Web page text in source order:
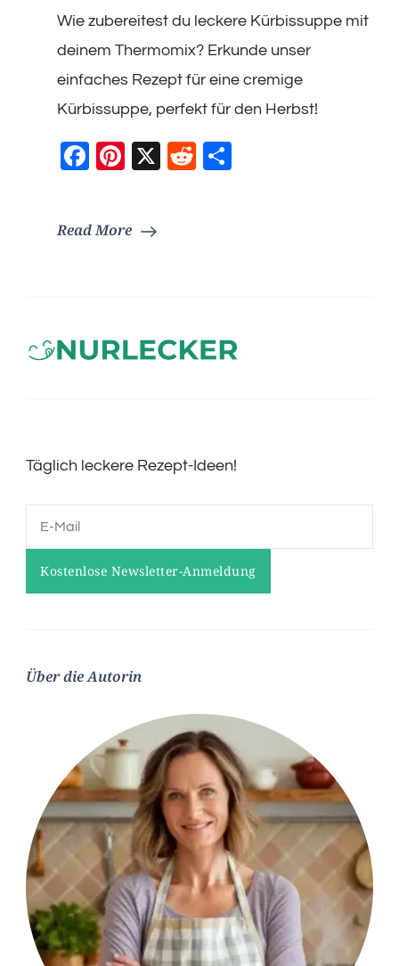
Einfaches
und
Leckeres
Rezept
Wie zubereitest du leckere Kürbissuppe mit
deinem Thermomix? Erkunde unser
einfaches Rezept für eine cremige
Kürbissuppe, perfekt für den Herbst!
Facebook
Pinterest
X Reddit
Read More
Täglich leckere Rezept-Ideen!
Über die Autorin